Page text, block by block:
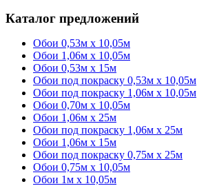
Каталог предложений
Обои 0,53м x 10,05м
Обои 1,06м х 10,05м
Обои 0,53м x 15м
Обои под покраску 0,53м x 10,05м
Обои под покраску 1,06м х 10,05м
Обои 0,70м x 10,05м
Обои 1,06м x 25м
Обои под покраску 1,06м x 25м
Обои 1,06м x 15м
Обои под покраску 0,75м x 25м
Обои 0,75м x 10,05м
Обои 1м х 10,05м